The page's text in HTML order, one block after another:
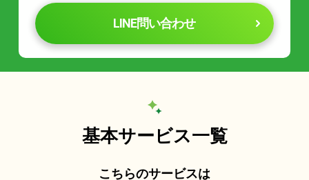
LINE問い合わせ
基本サービス一覧
こちらのサービスは